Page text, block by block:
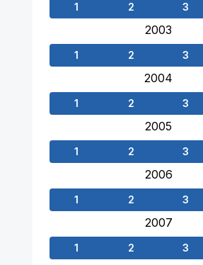
1 2 3
2003
1 2 3
2004
1 2 3
2005
1 2 3
2006
1 2 3
2007
1 2 3